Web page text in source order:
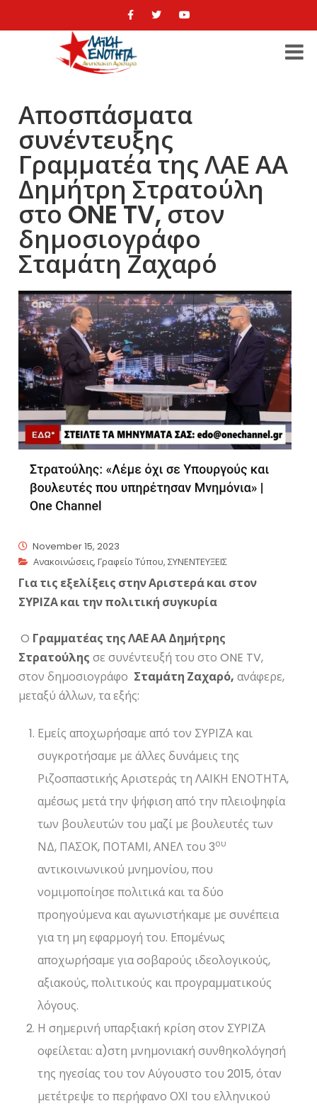
Αποσπάσματα
συνέντευξης
Γραμματέα της ΛΑΕ ΑΑ
Δημήτρη Στρατούλη
στο ONE TV, στον
δημοσιογράφο
Σταμάτη Ζαχαρό
November 15, 2023
Ανακοινώσεις,Γραφείο Τύπου,ΣΥΝΕΝΤΕΥΞΕΙΣ
Για τις εξελίξεις στην Αριστερά και στον
ΣΥΡΙΖΑ και την πολιτική συγκυρία
O Γραμματέας της ΛΑΕ ΑΑ Δημήτρης
Στρατούλης σε συνέντευξή του στο ONE TV,
στον δημοσιογράφο Σταμάτη Ζαχαρό, ανάφερε,
μεταξύ άλλων, τα εξής:
Εμείς αποχωρήσαμε από τον ΣΥΡΙΖΑ και
συγκροτήσαμε με άλλες δυνάμεις της
Ριζοσπαστικής Αριστεράς τη ΛΑΙΚΗ ΕΝΟΤΗΤΑ,
αμέσως μετά την ψήφιση από την πλειοψηφία
των βουλευτών του μαζί με βουλευτές των
ΝΔ, ΠΑΣΟΚ, ΠΟΤΑΜΙ, ΑΝΕΛ του 3ου
αντικοινωνικού μνημονίου, που
νομιμοποίησε πολιτικά και τα δύο
προηγούμενα και αγωνιστήκαμε με συνέπεια
για τη μη εφαρμογή του. Επομένως
αποχωρήσαμε για σοβαρούς ιδεολογικούς,
αξιακούς, πολιτικούς και προγραμματικούς
λόγους.
Η σημερινή υπαρξιακή κρίση στον ΣΥΡΙΖΑ
οφείλεται: α)στη μνημονιακή συνθηκολόγησή
της ηγεσίας του τον Αύγουστο του 2015, όταν
μετέτρεψε το περήφανο ΟΧΙ του ελληνικού